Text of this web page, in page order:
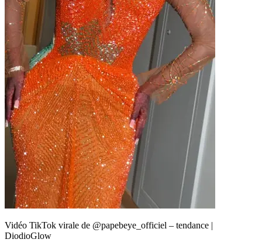
Vidéo TikTok virale de @papebeye_officiel – tendance |
DiodioGlow